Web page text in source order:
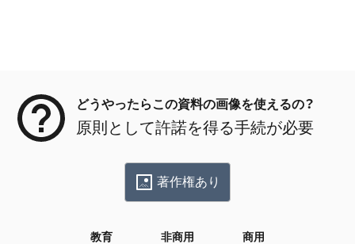
どうやったらこの資料の画像を使えるの？
原則として許諾を得る手続が必要
著作権あり
教育 非商用 商用